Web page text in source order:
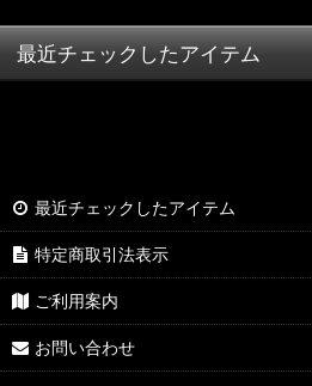
最近チェックしたアイテム
最近チェックしたアイテム
特定商取引法表示
ご利用案内
お問い合わせ